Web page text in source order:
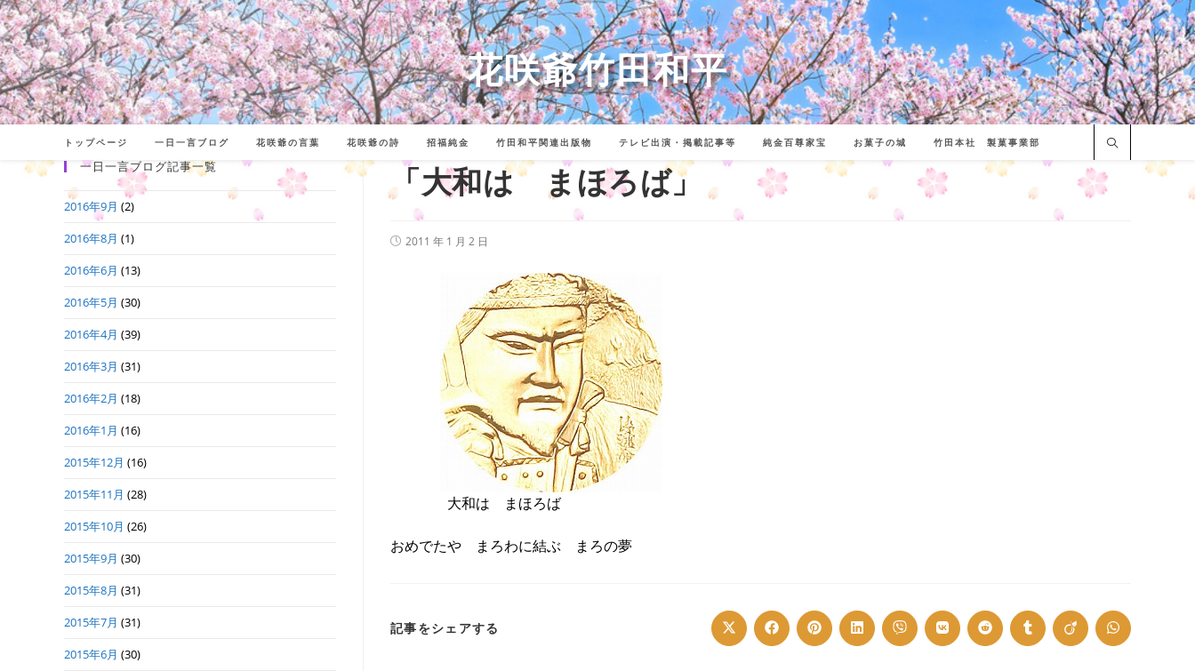
コ
ン
テ
ン
ツ
花咲爺竹田和平
トップページ 一日一言ブログ 花咲爺の言葉 花咲爺の詩 招福純金 竹田和平関連出版物 テレビ出演・掲載記事等 純金百尊家宝 お菓子の城 竹田本社 製菓事業部
「大和は まほろば」
投 2011 年 1 月 2 日
大和は まほろば
おめでたや まろわに結ぶ まろの夢
記事をシェアする Opens
in
Opens
in
Opens
in
Opens
in
Opens
in
Opens
in
Opens
in
Opens
in
Opens
in
Opens
in
一日一言ブログ記事一覧
2016年9月 (2)
2016年8月 (1)
2016年6月 (13)
2016年5月 (30)
2016年4月 (39)
2016年3月 (31)
2016年2月 (18)
2016年1月 (16)
2015年12月 (16)
2015年11月 (28)
2015年10月 (26)
2015年9月 (30)
2015年8月 (31)
2015年7月 (31)
2015年6月 (30)